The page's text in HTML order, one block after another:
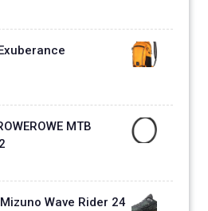
MTB
Wave Rider 24